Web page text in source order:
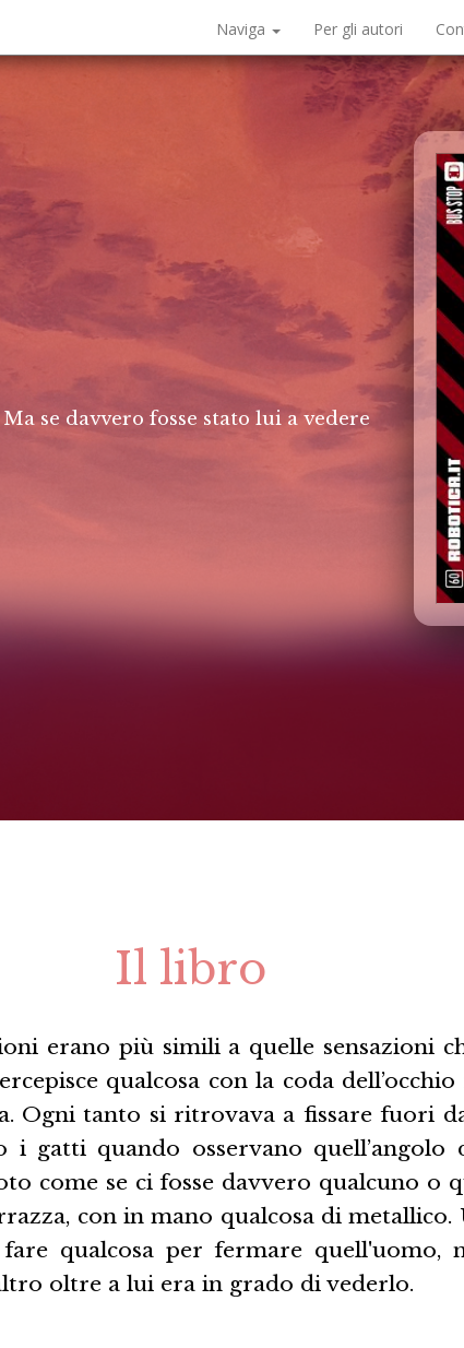
Naviga Per gli autori
se davvero fosse stato lui a vedere
Il libro
erano più simili a quelle sensazioni
qualcosa con la coda
Ogni tanto si ritrovava a fissare fuori
i gatti quando osservano quell’angolo
come se ci fosse davvero qualcuno o
con in mano qualcosa di metallico.
qualcosa per fermare quell'uomo,
oltre a lui era in grado di vederlo.